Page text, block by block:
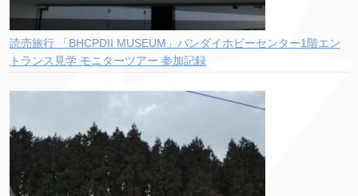
読売旅行 「BHCPDII MUSEUM」バンダイホビーセンター1階エン
トランス見学 モニターツアー 参加記録